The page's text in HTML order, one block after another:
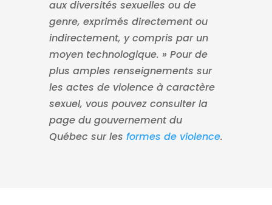
aux diversités sexuelles ou de
genre, exprimés directement ou
indirectement, y compris par un
moyen technologique. » Pour de
plus amples renseignements sur
les actes de violence à caractère
sexuel, vous pouvez consulter la
page du gouvernement du
Québec sur les formes de violence.